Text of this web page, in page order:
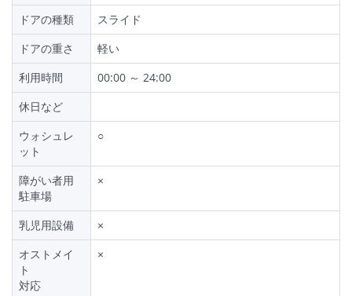
ドアの種類
スライド
ドアの重さ
軽い
利用時間
00:00 ～ 24:00
休日など
ウォシュレ
ット
○
障がい者用
駐車場
×
乳児用設備
×
オストメイ
ト
対応
×